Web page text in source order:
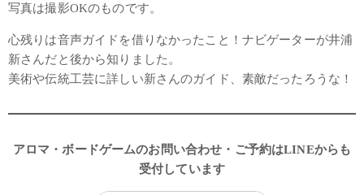
写真は撮影OKのものです。
心残りは音声ガイドを借りなかったこと！ナビゲーターが井浦
新さんだと後から知りました。
美術や伝統工芸に詳しい新さんのガイド、素敵だったろうな！
アロマ・ボードゲームのお問い合わせ・ご予約はLINEからも
受付しています